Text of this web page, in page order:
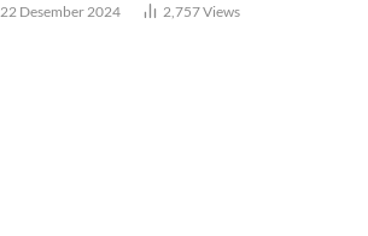
22 Desember 2024 2,757Views